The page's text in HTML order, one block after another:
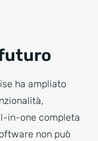
ha ampliato
in-one completa
non può